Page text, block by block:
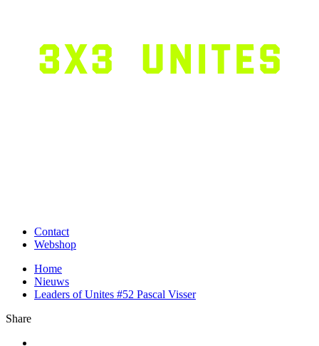
Contact
Webshop
Home
Nieuws
Leaders of Unites #52 Pascal Visser
Share